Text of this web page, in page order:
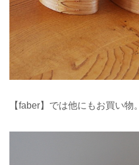
【faber】では他にもお買い物。